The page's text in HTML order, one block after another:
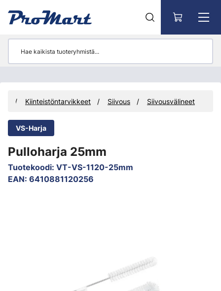
Kiinteistöntarvikkeet Siivous Siivousvälineet
VS-Harja
Pulloharja 25mm
Tuotekoodi: VT-VS-1120-25mm
EAN: 6410881120256